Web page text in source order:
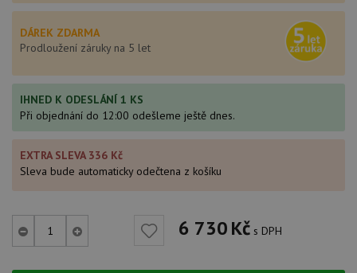
DÁREK ZDARMA
Prodloužení záruky na 5 let
IHNED K ODESLÁNÍ 1 KS
Při objednání do 12:00 odešleme ještě dnes.
EXTRA SLEVA 336 Kč
Sleva bude automaticky odečtena z košíku
6 730Kč s DPH